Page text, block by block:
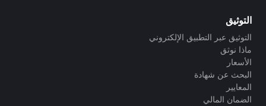
التوثيق
التوثيق عبر التطبيق الإلكتروني
ماذا نوثق
الأسعار
البحث عن شهادة
المعايير
الضمان المالي